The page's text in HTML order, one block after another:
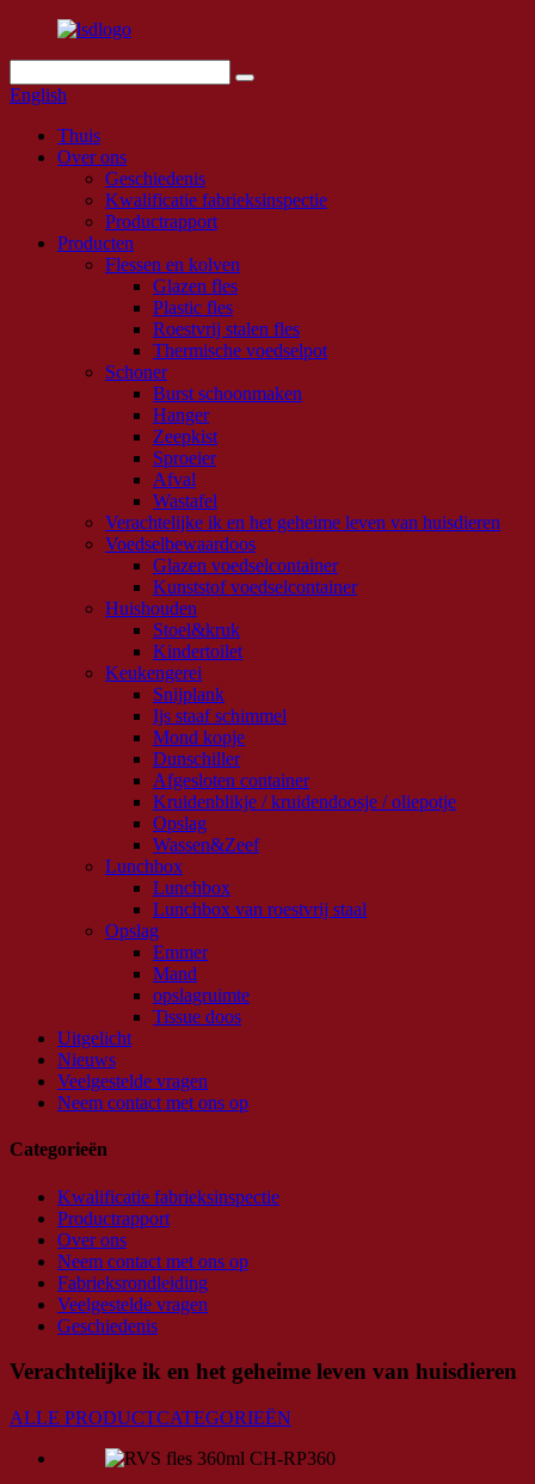
English
Thuis
Over ons
Geschiedenis
Kwalificatie fabrieksinspectie
Productrapport
Producten
Flessen en kolven
Glazen fles
Plastic fles
Roestvrij stalen fles
Thermische voedselpot
Schoner
Burst schoonmaken
Hanger
Zeepkist
Sproeier
Afval
Wastafel
Verachtelijke ik en het geheime leven van huisdieren
Voedselbewaardoos
Glazen voedselcontainer
Kunststof voedselcontainer
Huishouden
Stoel&kruk
Kindertoilet
Keukengerei
Snijplank
Ijs staaf schimmel
Mond kopje
Dunschiller
Afgesloten container
Kruidenblikje / kruidendoosje / oliepotje
Opslag
Wassen&Zeef
Lunchbox
Lunchbox
Lunchbox van roestvrij staal
Opslag
Emmer
Mand
opslagruimte
Tissue doos
Uitgelicht
Nieuws
Veelgestelde vragen
Neem contact met ons op
Categorieën
Kwalificatie fabrieksinspectie
Productrapport
Over ons
Neem contact met ons op
Fabrieksrondleiding
Veelgestelde vragen
Geschiedenis
Verachtelijke ik en het geheime leven van huisdieren
ALLE PRODUCTCATEGORIEËN